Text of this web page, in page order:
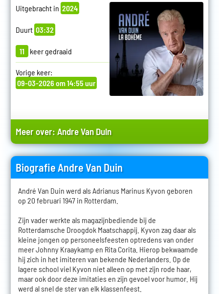
Uitgebracht in 2024
Duurt 03:32
11 keer gedraaid
Vorige keer:
09-03-2026 om 14:55 uur
Meer over:Andre Van Duin
Biografie Andre Van Duin
André Van Duin werd als Adrianus Marinus Kyvon geboren
op 20 februari 1947 in Rotterdam.
Zijn vader werkte als magazijnbediende bij de
Rotterdamsche Droogdok Maatschappij. Kyvon zag daar als
kleine jongen op personeelsfeesten optredens van onder
meer Johnny Kraaykamp en Rita Corita. Hierop bekwaamde
hij zich in het imiteren van bekende Nederlanders. Op de
lagere school viel Kyvon niet alleen op met zijn rode haar,
maar ook door deze imitaties en zijn gevoel voor humor. Hij
werd al snel de ster van elk klassenfeest.